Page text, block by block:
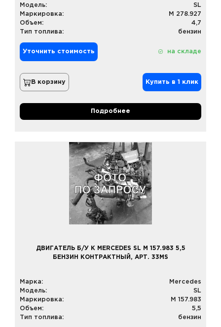
Модель:
SL
Маркировка:
M 278.927
Объем:
4,7
Тип топлива:
бензин
Уточнить стоимость на складе
В корзину Купить в 1 клик
Подробнее
ДВИГАТЕЛЬ Б/У К MERCEDES SL M 157.983 5,5
БЕНЗИН КОНТРАКТНЫЙ, АРТ. 33MS
Марка:
Mercedes
Модель:
SL
Маркировка:
M 157.983
Объем:
5,5
Тип топлива:
бензин